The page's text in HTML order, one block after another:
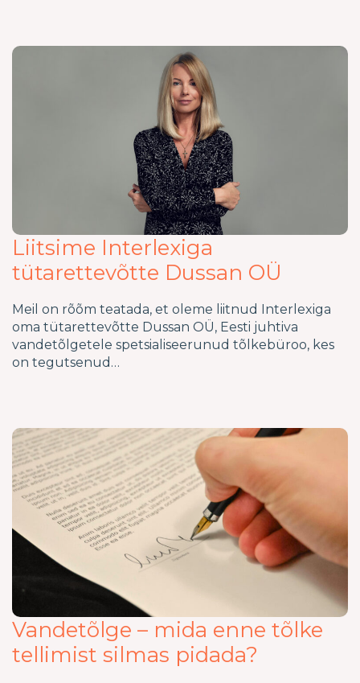
Liitsime Interlexiga
tütarettevõtte Dussan OÜ
Meil on rõõm teatada, et oleme liitnud Interlexiga
oma tütarettevõtte Dussan OÜ, Eesti juhtiva
vandetõlgetele spetsialiseerunud tõlkebüroo, kes
on tegutsenud…
Vandetõlge – mida enne tõlke
tellimist silmas pidada?